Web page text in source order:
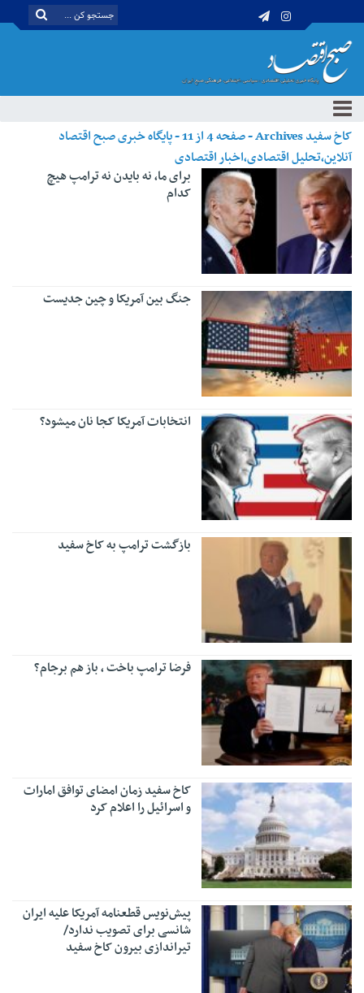
کاخ سفید Archives - صفحه 4 از 11 - پایگاه خبری صبح اقتصاد
آنلاین،تحلیل اقتصادی،اخبار اقتصادی
برای ما، نه بایدن نه ترامپ هیچ
کدام
جنگ بین آمریکا و چین جدیست
انتخابات آمریکا کجا نان میشود؟
بازگشت ترامپ به کاخ سفید
فرضا ترامپ باخت ، باز هم برجام؟
کاخ سفید زمان امضای توافق امارات
و اسرائیل را اعلام کرد
پیش‌نویس قطعنامه آمریکا علیه ایران
شانسی برای تصویب ندارد/
تیراندازی بیرون کاخ سفید